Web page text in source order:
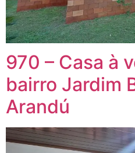
970 – Casa à
bairro Jardim
Arandú